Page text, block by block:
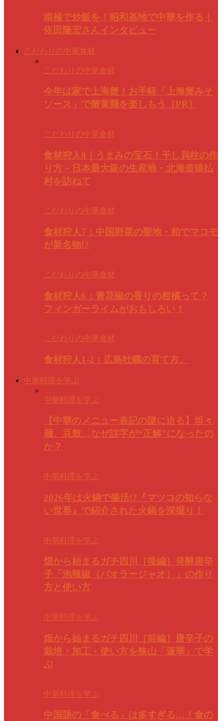
南極で炒飯を！昭和基地で中華を作る｜
依田隆宏さんインタビュー
こだわりの中華食材
こだわりの中華食材
今年は家で上海蟹！お手軽「上海蟹みそ
ソース」で蟹黄麺を楽しもう［PR］
こだわりの中華食材
食材狩人8｜うまみの宝石！干し貝柱の作
り方－日本最大級の生産地・北海道猿払
村を訪ねて
こだわりの中華食材
食材狩人7：中国野菜の聖地・柏でマコモ
が新名物!?
こだわりの中華食材
食材狩人6：青花椒の香りの柑橘って？
フィンガーライムがおもしろい！
こだわりの中華食材
食材狩人1-2：広島牡蠣の育て方。
中華料理を学ぶ
中華料理を学ぶ
【中華のメニュー表記の謎に迫る】坦々
麺、豆鼓…なぜ誤字が“正解”になったの
か？
中華料理を学ぶ
2026年は火鍋で腸活!?『マツコの知らな
い世界』で紹介された火鍋を深掘り！
中華料理を学ぶ
畑から始まるガチ四川［後編］発酵唐辛
子「泡辣椒（パオラージャオ）」の作り
方と使い方
中華料理を学ぶ
畑から始まるガチ四川［前編］唐辛子の
栽培・加工・使い方を狭山「蓮華」で学
ぶ
中華料理を学ぶ
中国語の「食べる」は多すぎる…！食の